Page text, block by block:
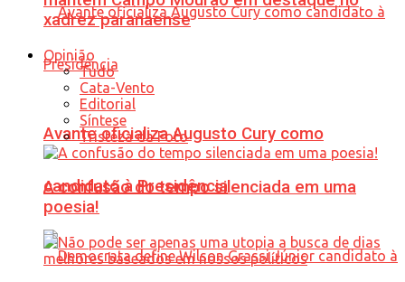
Avante oficializa Augusto Cury como
candidato à Presidência
xadrez paranaense
Opinião
Tudo
Cata-Vento
Editorial
Síntese
Tristeza da Foto
A confusão do tempo silenciada em uma
poesia!